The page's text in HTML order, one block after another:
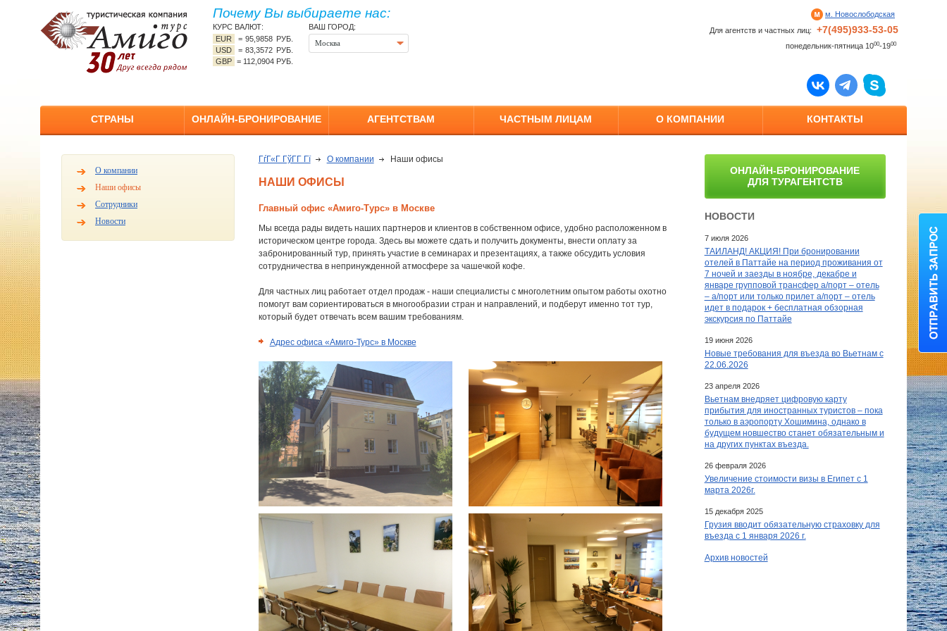
Почему Вы выбираете нас:
КУРС ВАЛЮТ:
EUR
=95,9858 РУБ.
USD
=83,3572 РУБ.
GBP = 112,0904 РУБ.
ВАШ ГОРОД:
Москва
м. Новослободская
Для агентств и частных лиц:
+7(495)933-53-05
понедельник-пятница 1000-1900
СТРАНЫ ОНЛАЙН-БРОНИРОВАНИЕ АГЕНТСТВАМ ЧАСТНЫМ ЛИЦАМ О КОМПАНИИ КОНТАКТЫ
О компании
Наши офисы
Сотрудники
Новости
ГѓГ«Г ГўГ­Г Гї О компании Наши офисы
НАШИ ОФИСЫ
Главный офис «Амиго-Турс» в Москве
Мы всегда рады видеть наших партнеров и клиентов в собственном офисе, удобно расположенном в
историческом центре города. Здесь вы можете сдать и получить документы, внести оплату за
забронированный тур, принять участие в семинарах и презентациях, а также обсудить условия
сотрудничества в непринужденной атмосфере за чашечкой кофе.
Для частных лиц работает отдел продаж - наши специалисты с многолетним опытом работы охотно
помогут вам сориентироваться в многообразии стран и направлений, и подберут именно тот тур,
который будет отвечать всем вашим требованиям.
Адрес офиса «Амиго-Турс» в Москве
ОНЛАЙН-БРОНИРОВАНИЕ
ДЛЯ ТУРАГЕНТСТВ
НОВОСТИ
7 июля 2026
ТАИЛАНД! АКЦИЯ! При бронировании
отелей в Паттайе на период проживания от
7 ночей и заезды в ноябре, декабре и
январе групповой трансфер а/порт – отель
– а/порт или только прилет а/порт – отель
идет в подарок + бесплатная обзорная
экскурсия по Паттайе
19 июня 2026
Новые требования для въезда во Вьетнам с
22.06.2026
23 апреля 2026
Вьетнам внедряет цифровую карту
прибытия для иностранных туристов – пока
только в аэропорту Хошимина, однако в
будущем новшество станет обязательным и
на других пунктах въезда.
26 февраля 2026
Увеличение стоимости визы в Египет c 1
марта 2026г.
15 декабря 2025
Грузия вводит обязательную страховку для
въезда с 1 января 2026 г.
Архив новостей